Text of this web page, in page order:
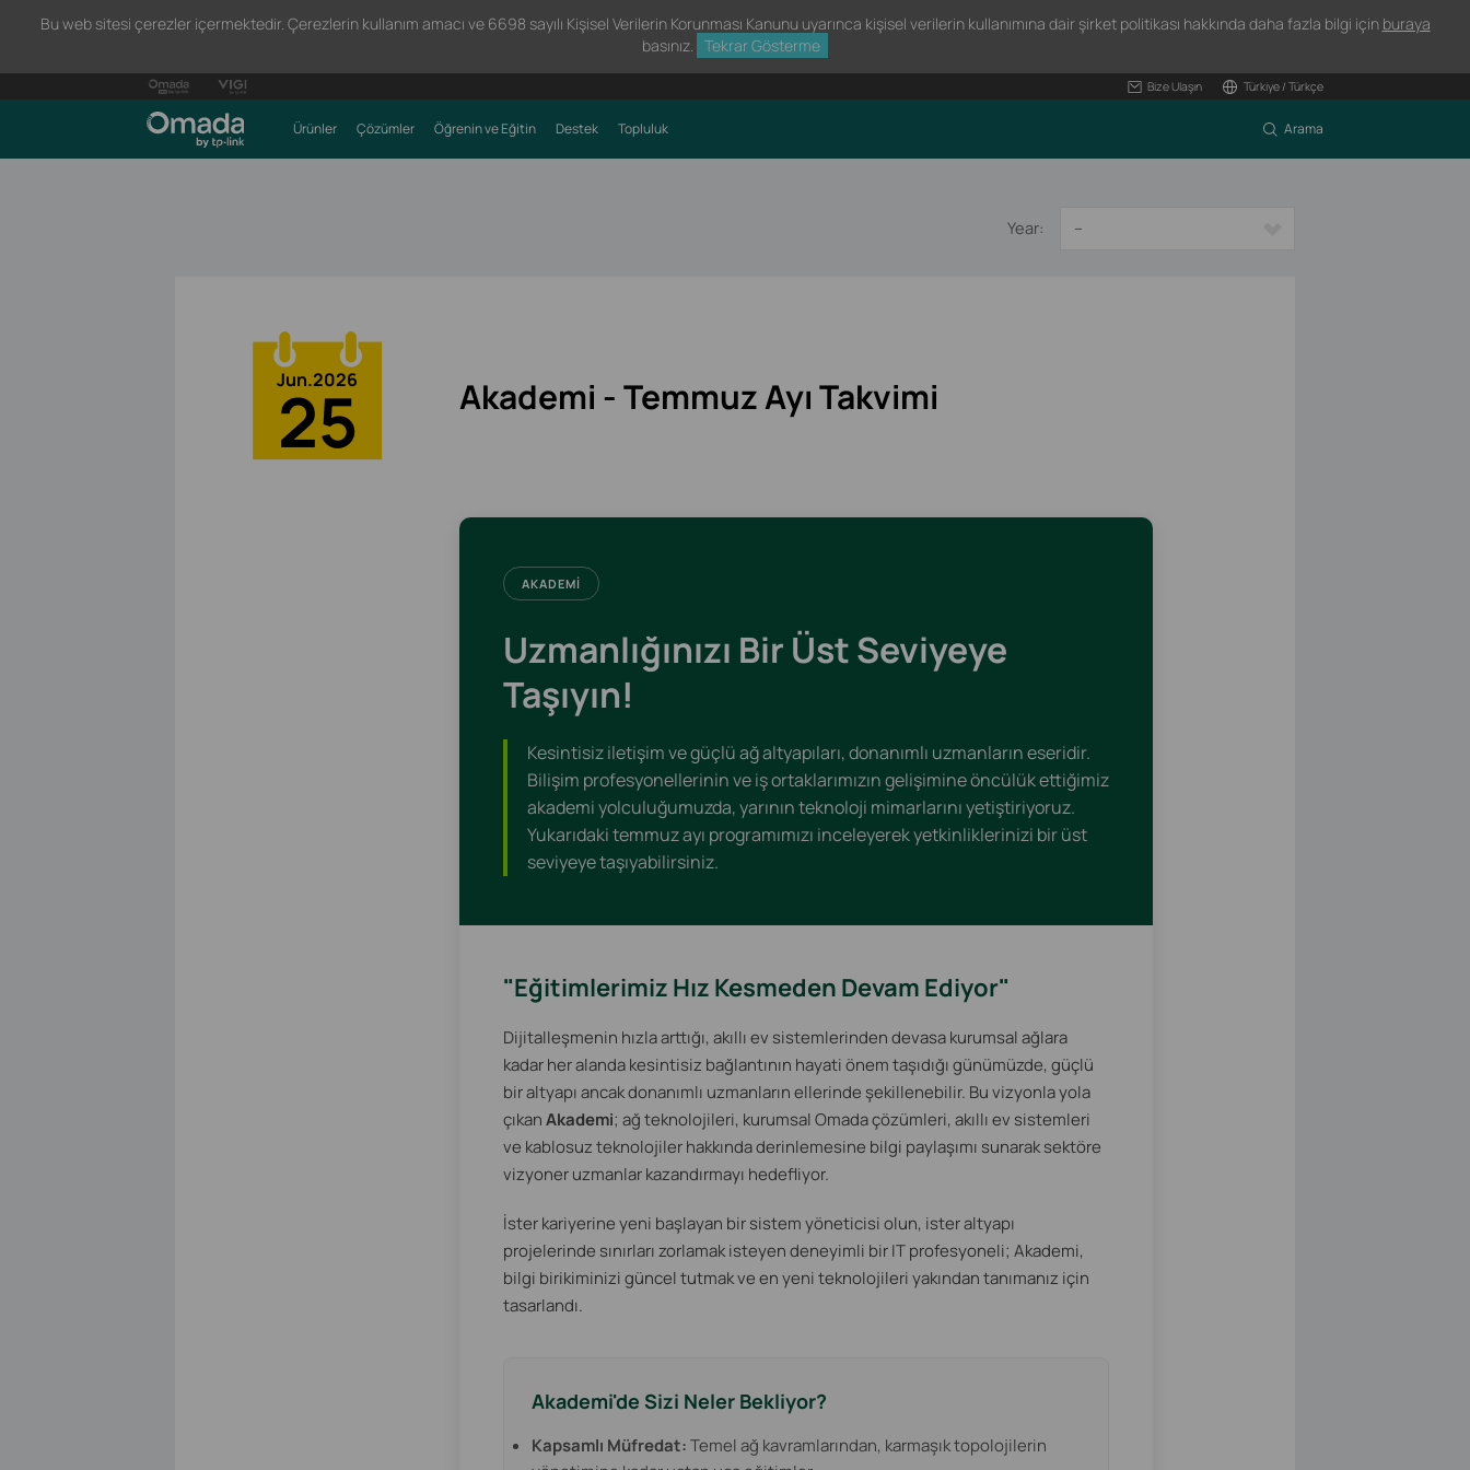
Bu web sitesi çerezler içermektedir. Çerezlerin kullanım amacı ve 6698 sayılı Kişisel Verilerin Korunması Kanunu uyarınca kişisel verilerin kullanımına dair şirket politikası hakkında daha fazla bilgi için buraya
basınız.
Tekrar Gösterme
Bize Ulaşın Türkiye / Türkçe
Ürünler Çözümler Öğrenin ve Eğitin Destek Topluluk Arama
Year: --
Jun.2026
25 Akademi - Temmuz Ayı Takvimi
AKADEMI
Uzmanlığınızı Bir Üst Seviyeye
Taşıyın!
Kesintisiz iletişim ve güçlü ağ altyapıları, donanımlı uzmanların eseridir.
Bilişim profesyonellerinin ve iş ortaklarımızın gelişimine öncülük ettiğimiz
akademi yolculuğumuzda, yarının teknoloji mimarlarını yetiştiriyoruz.
Yukarıdaki temmuz ayı programımızı inceleyerek yetkinliklerinizi bir üst
seviyeye taşıyabilirsiniz.
"Eğitimlerimiz Hız Kesmeden Devam Ediyor"
Dijitalleşmenin hızla arttığı, akıllı ev sistemlerinden devasa kurumsal ağlara
kadar her alanda kesintisiz bağlantının hayati önem taşıdığı günümüzde, güçlü
bir altyapı ancak donanımlı uzmanların ellerinde şekillenebilir. Bu vizyonla yola
çıkanAkademi; ağ teknolojileri, kurumsal Omada çözümleri, akıllı ev sistemleri
ve kablosuz teknolojiler hakkında derinlemesine bilgi paylaşımı sunarak sektöre
vizyoner uzmanlar kazandırmayı hedefliyor.
İster kariyerine yeni başlayan bir sistem yöneticisi olun, ister altyapı
projelerinde sınırları zorlamak isteyen deneyimli bir IT profesyoneli; Akademi,
bilgi birikiminizi güncel tutmak ve en yeni teknolojileri yakından tanımanız için
tasarlandı.
Akademi'de Sizi Neler Bekliyor?
Kapsamlı Müfredat:Temel ağ kavramlarından, karmaşık topolojilerin